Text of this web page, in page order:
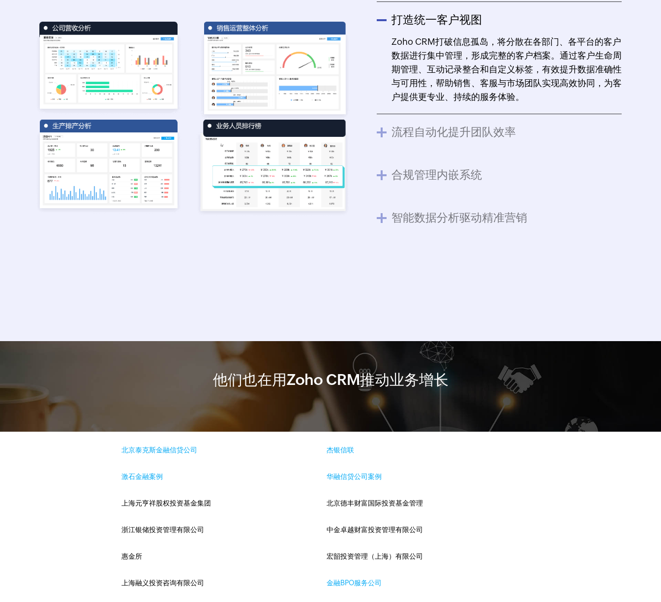
打造统一客户视图
Zoho CRM打破信息孤岛，将分散在各部门、各平台的客户
数据进行集中管理，形成完整的客户档案。通过客户生命周
期管理、互动记录整合和自定义标签，有效提升数据准确性
与可用性，帮助销售、客服与市场团队实现高效协同，为客
户提供更专业、持续的服务体验。
流程自动化提升团队效率
合规管理内嵌系统
智能数据分析驱动精准营销
他们也在用Zoho CRM推动业务增长
北京泰克斯金融信贷公司 杰银信联
激石金融案例 华融信贷公司案例
上海元亨祥股权投资基金集团 北京德丰财富国际投资基金管理
浙江银储投资管理有限公司 中金卓越财富投资管理有限公司
惠金所 宏韶投资管理（上海）有限公司
上海融义投资咨询有限公司 金融BPO服务公司